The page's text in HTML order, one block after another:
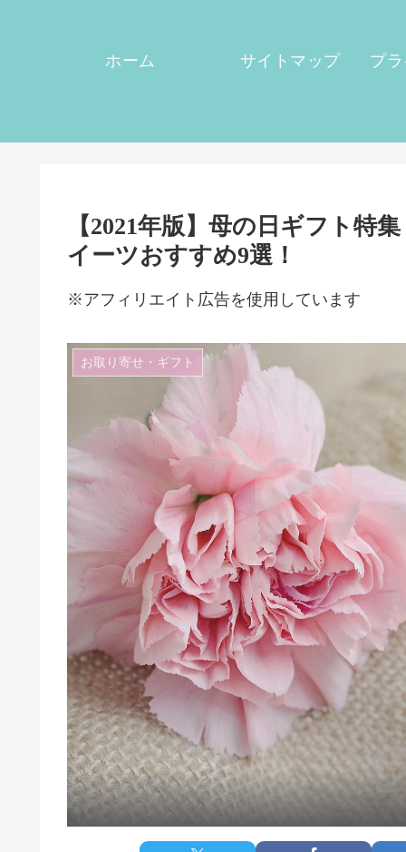
ホーム サイトマップ
【2021年版】母の日ギフト特
イーツおすすめ9選！
※アフィリエイト広告を使用しています
お取り寄せ・ギフト